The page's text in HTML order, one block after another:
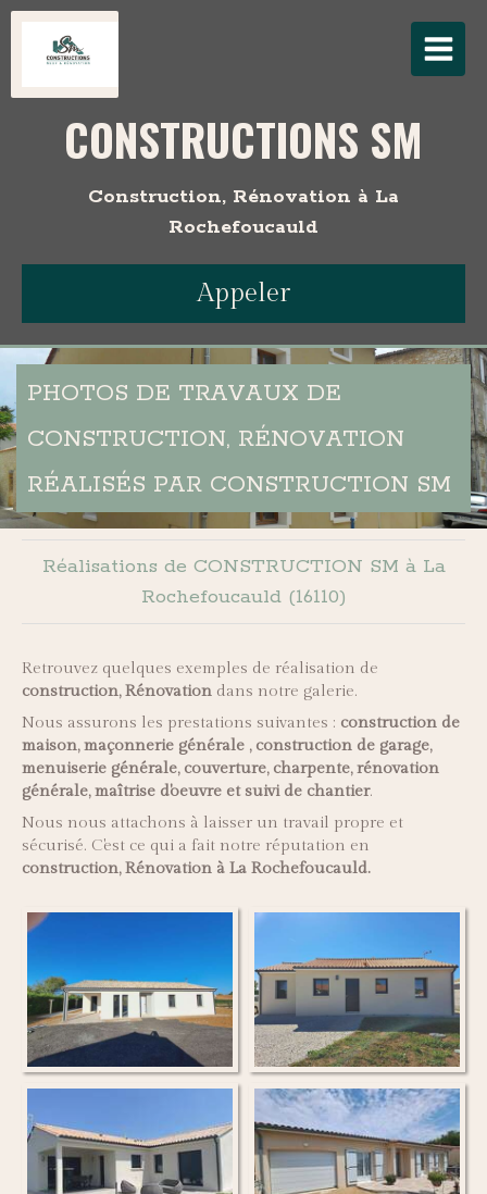
CONSTRUCTIONS SM
Construction, Rénovation à La
Rochefoucauld
Appeler
PHOTOS DE TRAVAUX DE
CONSTRUCTION, RÉNOVATION
RÉALISÉS PAR CONSTRUCTION SM
Réalisations de CONSTRUCTION SM à La
Rochefoucauld (16110)
Retrouvez quelques exemples de réalisation de
construction, Rénovation dans notre galerie.
Nous assurons les prestations suivantes : construction de
maison, maçonnerie générale , construction de garage,
menuiserie générale, couverture, charpente, rénovation
générale, maîtrise d'oeuvre et suivi de chantier.
Nous nous attachons à laisser un travail propre et
sécurisé. C'est ce qui a fait notre réputation en
construction, Rénovation à La Rochefoucauld.